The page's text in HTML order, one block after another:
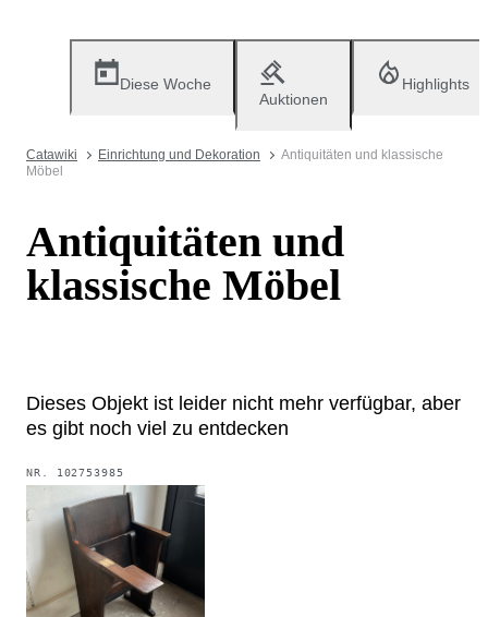
Diese Woche
Auktionen
Highlights
Catawiki Einrichtung und Dekoration
Antiquitäten und klassische
Möbel
Antiquitäten und
klassische Möbel
Dieses Objekt ist leider nicht mehr verfügbar, aber
es gibt noch viel zu entdecken
NR. 102753985